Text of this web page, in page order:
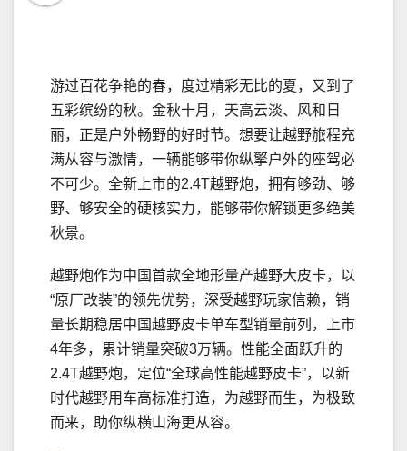
游过百花争艳的春，度过精彩无比的夏，又到了
五彩缤纷的秋。金秋十月，天高云淡、风和日
丽，正是户外畅野的好时节。想要让越野旅程充
满从容与激情，一辆能够带你纵擎户外的座驾必
不可少。全新上市的2.4T越野炮，拥有够劲、够
野、够安全的硬核实力，能够带你解锁更多绝美
秋景。
越野炮作为中国首款全地形量产越野大皮卡，以
“原厂改装”的领先优势，深受越野玩家信赖，销
量长期稳居中国越野皮卡单车型销量前列，上市
4年多，累计销量突破3万辆。性能全面跃升的
2.4T越野炮，定位“全球高性能越野皮卡”，以新
时代越野用车高标准打造，为越野而生，为极致
而来，助你纵横山海更从容。